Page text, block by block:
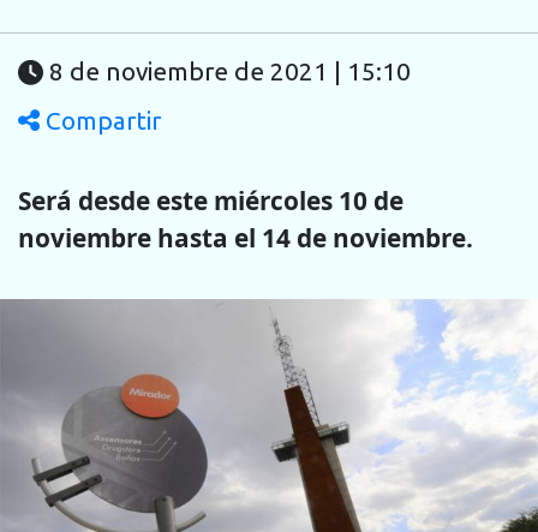
8 de noviembre de 2021 | 15:10
Compartir
Será desde este miércoles 10 de
noviembre hasta el 14 de noviembre.